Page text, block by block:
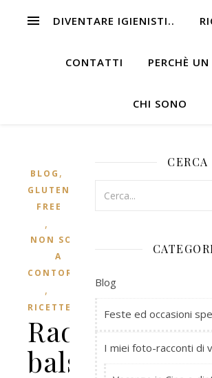
DIVENTARE IGIENISTI..
CONTATTI PERCHÈ
CHI SONO
BLOG ,
GLUTEN
FREE
,
NON SOLO
A
CONTORNO
,
RICETTE
Radicchio
balsamico
CERCA
Blog
Feste ed occasioni
I miei foto-racconti di